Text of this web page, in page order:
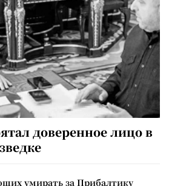
доверенное лицо в
умирать за Прибалтику